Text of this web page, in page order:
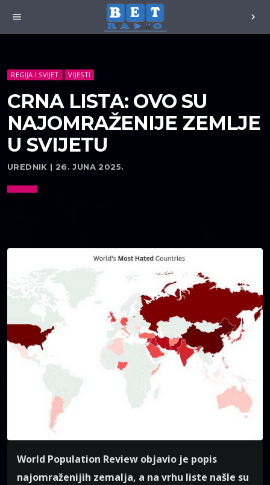
menu chevron_right
REGIJA I SVIJET VIJESTI
CRNA LISTA: OVO SU
NAJOMRAŽENIJE ZEMLJE
U SVIJETU
UREDNIK | 26. JUNA 2025.
World Population Review objavio je popis
najomraženijih zemalja, a na vrhu liste našle su